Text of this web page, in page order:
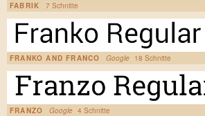
FABRIK 7 Schnitte
FRANKO AND FRANCO Google 18 Schnitte
FRANZO Google 4 Schnitte